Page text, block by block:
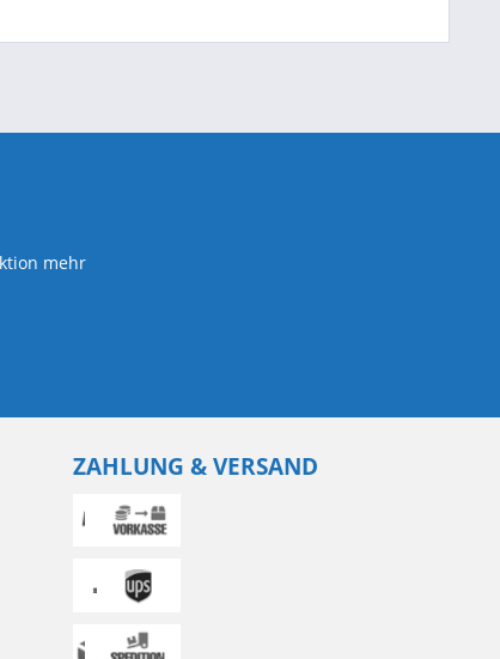
mehr
ZAHLUNG & VERSAND